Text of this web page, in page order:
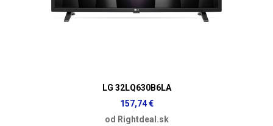
LG 32LQ630B6LA
157,74 €
od Rightdeal.sk